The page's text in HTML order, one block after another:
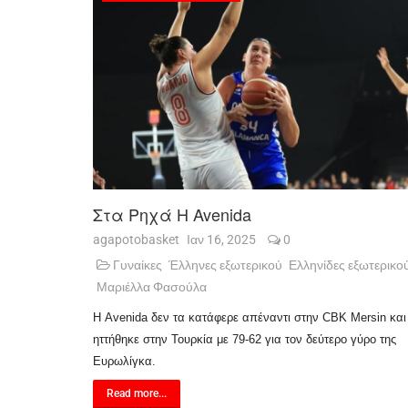
Στα Ρηχά Η Avenida
agapotobasket Ιαν 16, 2025
0
Γυναίκες Έλληνες εξωτερικού Ελληνίδες
Μαριέλλα Φασούλα
Η Avenida δεν τα κατάφερε απέναντι στην CBK Mersin και
ηττήθηκε στην Τουρκία με 79-62 για τον δεύτερο γύρο της
Ευρωλίγκα.
Read more...